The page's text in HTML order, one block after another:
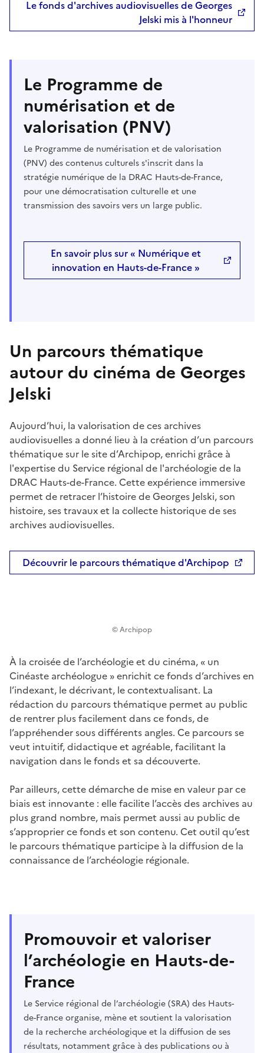
Le fonds d'archives audiovisuelles de Georges
Jelski mis à l'honneur
Le Programme de
numérisation et de
valorisation (PNV)
Le Programme de numérisation et de valorisation
(PNV) des contenus culturels s'inscrit dans la
stratégie numérique de la DRAC Hauts-de-France,
pour une démocratisation culturelle et une
transmission des savoirs vers un large public.
En savoir plus sur « Numérique et
innovation en Hauts-de-France »
Un parcours thématique
autour du cinéma de Georges
Jelski
Aujourd’hui, la valorisation de ces archives
audiovisuelles a donné lieu à la création d’un parcours
thématique sur le site d’Archipop, enrichi grâce à
l'expertise du Service régional de l'archéologie de la
DRAC Hauts-de-France. Cette expérience immersive
permet de retracer l’histoire de Georges Jelski, son
histoire, ses travaux et la collecte historique de ses
archives audiovisuelles.
Découvrir le parcours thématique d'Archipop
© Archipop
À la croisée de l’archéologie et du cinéma, « un
Cinéaste archéologue » enrichit ce fonds d’archives en
l’indexant, le décrivant, le contextualisant. La
rédaction du parcours thématique permet au public
de rentrer plus facilement dans ce fonds, de
l’appréhender sous différents angles. Ce parcours se
veut intuitif, didactique et agréable, facilitant la
navigation dans le fonds et sa découverte.
Par ailleurs, cette démarche de mise en valeur par ce
biais est innovante : elle facilite l’accès des archives au
plus grand nombre, mais permet aussi au public de
s’approprier ce fonds et son contenu. Cet outil qu’est
le parcours thématique participe à la diffusion de la
connaissance de l’archéologie régionale.
Promouvoir et valoriser
l’archéologie en Hauts-de-
France
Le Service régional de l’archéologie (SRA) des Hauts-
de-France organise, mène et soutient la valorisation
de la recherche archéologique et la diffusion de ses
résultats, notamment grâce à des publications ou à